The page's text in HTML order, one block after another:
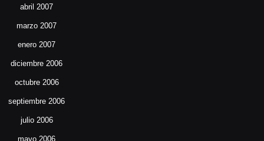
abril 2007
marzo 2007
enero 2007
diciembre 2006
octubre 2006
septiembre 2006
julio 2006
mayo 2006